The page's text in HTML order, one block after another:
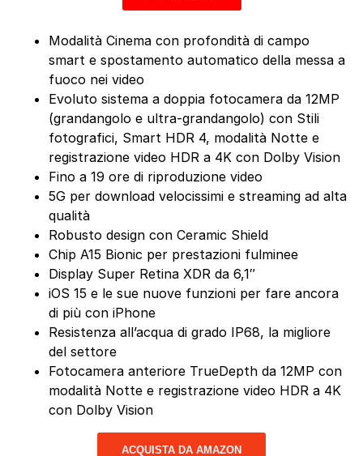
Modalità Cinema con profondità di campo
smart e spostamento automatico della messa a
fuoco nei video
Evoluto sistema a doppia fotocamera da 12MP
(grandangolo e ultra-grandangolo) con Stili
fotografici, Smart HDR 4, modalità Notte e
registrazione video HDR a 4K con Dolby Vision
Fino a 19 ore di riproduzione video
5G per download velocissimi e streaming ad alta
qualità
Robusto design con Ceramic Shield
Chip A15 Bionic per prestazioni fulminee
Display Super Retina XDR da 6,1″
iOS 15 e le sue nuove funzioni per fare ancora
di più con iPhone
Resistenza all’acqua di grado IP68, la migliore
del settore
Fotocamera anteriore TrueDepth da 12MP con
modalità Notte e registrazione video HDR a 4K
con Dolby Vision
ACQUISTA DA AMAZON